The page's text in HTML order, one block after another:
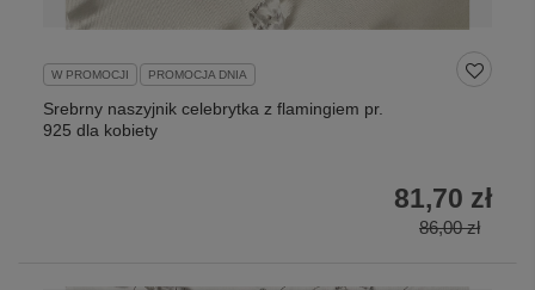
W PROMOCJI PROMOCJA DNIA
Srebrny naszyjnik celebrytka z flamingiem pr.
925 dla kobiety
86,00 zł
81,70 zł